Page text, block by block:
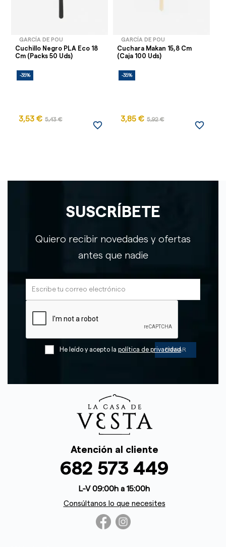
GARCÍA DE POU
Cuchillo Negro PLA Eco 18
Cm (Packs 50 Uds)
-35%
3,53 € 5,43 €
favorite_border
GARCÍA DE POU
Cuchara Makan 15,8 Cm
(Caja 100 Uds)
-35%
3,85 € 5,92 €
favorite_border
SUSCRÍBETE
Quiero recibir novedades y ofertas
antes que nadie
He leído y acepto la política de privacidad
Atención al cliente
682 573 449
L-V 09:00h a 15:00h
Consúltanos lo que necesites